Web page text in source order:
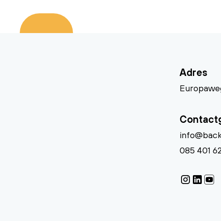
Adres
085 401